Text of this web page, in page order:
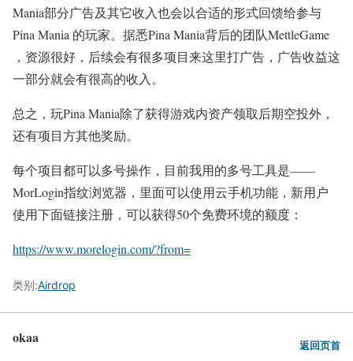
Mania部分广告及其它收入也会以合适的形式回馈给参与
Pina Mania 的玩家。据悉Pina Mania背后的团队MettleGame
，资源很好，后续会有很多项目来这里打广告，广告收益这
一部分就会有很高的收入。
总之，玩Pina Mania除了获得游戏内资产领取后期空投外，
还有项目方其他奖励。
每个项目都可以多号操作，目前我用的多号工具是——
MorLogin指纹浏览器，里面可以使用云手机功能，新用户
使用下面链接注册，可以获得50个免费环境的额度：
https://www.morelogin.com/?from=
类别:Airdrop
okaa 返回页首